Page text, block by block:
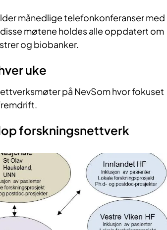
månedlige telefonkonferanser med
møtene holdes alle oppdatert om
og biobanker.
uke
på NevSom hvor fokuset
forskningsnettverk​​​